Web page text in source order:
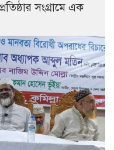
সংগ্রামে এক